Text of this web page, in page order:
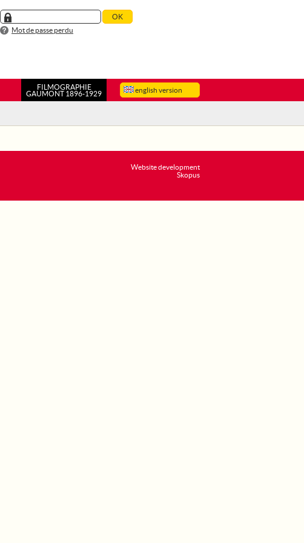
Mot de passe perdu
english version
FILMOGRAPHIE
GAUMONT 1896-1929
Website development
Skopus